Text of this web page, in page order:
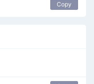
Copy